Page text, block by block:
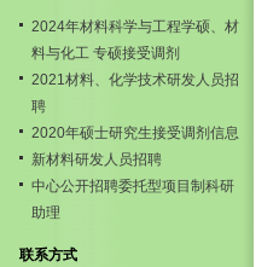
2024年材料科学与工程学硕、材
料与化工 专硕接受调剂
2021材料、化学技术研发人员招
聘
2020年硕士研究生接受调剂信息
新材料研发人员招聘
中心公开招聘委托型项目制科研
助理
联系方式